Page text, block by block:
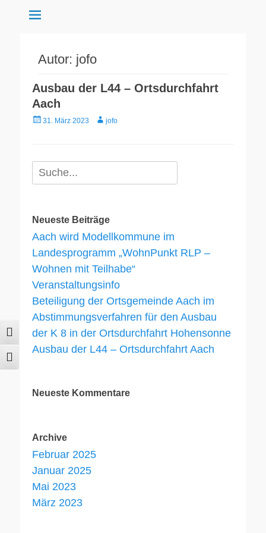
Umschalten auf hohe Kontraste
Schrift vergrößern
Autor: jofo
Ausbau der L44 – Ortsdurchfahrt
Aach
Gepostet
31. März 2023 Autorjofo
Suche
für:
Neueste Beiträge
Aach wird Modellkommune im
Landesprogramm „WohnPunkt RLP –
Wohnen mit Teilhabe“
Veranstaltungsinfo
Beteiligung der Ortsgemeinde Aach im
Abstimmungsverfahren für den Ausbau
der K 8 in der Ortsdurchfahrt Hohensonne
Ausbau der L44 – Ortsdurchfahrt Aach
Neueste Kommentare
Archive
Februar 2025
Januar 2025
Mai 2023
März 2023